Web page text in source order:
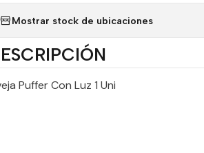
Mostrar stock de ubicaciones
Puffer Con Luz 1 Uni